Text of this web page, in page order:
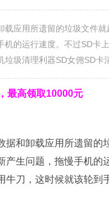
应用所遗留的垃圾文件
的运行速度。不过SD卡
圾清理利器SD女佣SD卡
最高领取10000元
据和卸载应用所遗留的
产生问题，拖慢手机
牛刀，这时候就该轮